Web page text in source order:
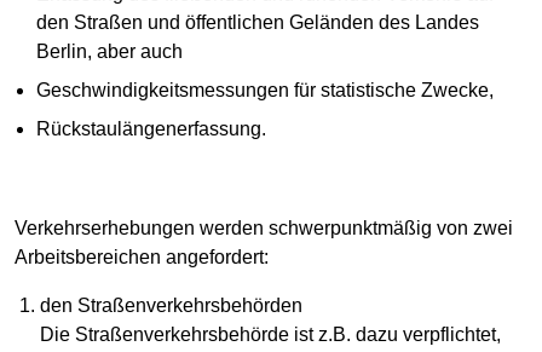
den Straßen und öffentlichen Geländen des Landes
Berlin, aber auch
Geschwindigkeitsmessungen für statistische Zwecke,
Rückstaulängenerfassung.
Verkehrserhebungen werden schwerpunktmäßig von zwei
Arbeitsbereichen angefordert:
den Straßenverkehrsbehörden
Die Straßenverkehrsbehörde ist z.B. dazu verpflichtet,